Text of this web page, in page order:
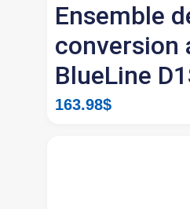
Ensemble
conversion
BlueLine
163.98$